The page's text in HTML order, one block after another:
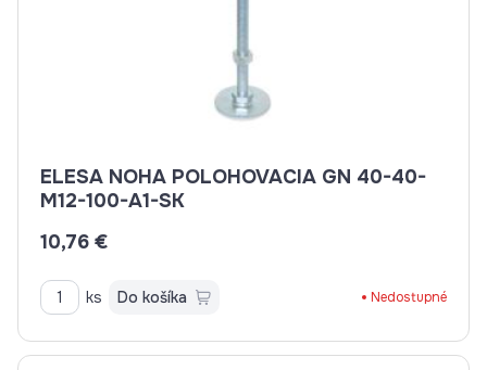
ELESA NOHA POLOHOVACIA GN 40-40-
M12-100-A1-SK
10,76 €
ks Do košíka Nedostupné